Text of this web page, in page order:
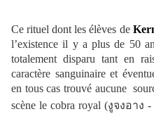
Ce rituel dont les élèves de
l’existence il y a plus de 50
totalement disparu tant en
caractère sanguinaire et
en tous cas trouvé aucune
scène le cobra royal (งูจงอาง -